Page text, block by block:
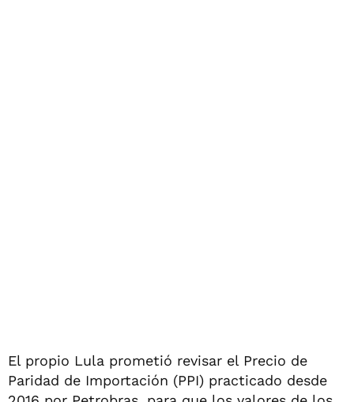
El propio Lula prometió revisar el Precio de
Paridad de Importación (PPI) practicado desde